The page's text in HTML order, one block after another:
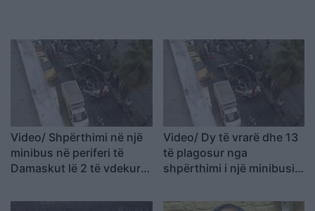
Video/ Shpërthimi në një
minibus në periferi të
Damaskut lë 2 të vdekur
Video/ Dy të vrarë dhe 13
të plagosur nga
shpërthimi i një minibusi